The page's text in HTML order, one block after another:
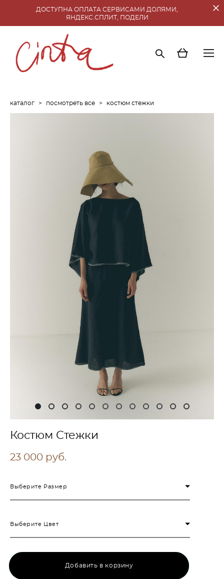
ДОСТУПНА ОПЛАТА СЕРВИСАМИ ДОЛЯМИ,
ЯНДЕКС.СПЛИТ, ПОДЕЛИ
каталог > посмотреть все > костюм стежки
Костюм Стежки
23 000 pуб.
Выберите Размер
Выберите Цвет
Добавить в корзину